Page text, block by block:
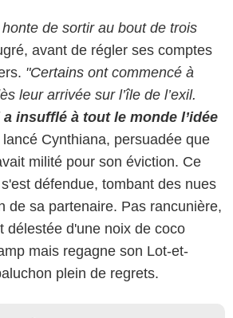
honte de sortir au bout de trois
avant de régler ses comptes
"Certains ont commencé à
leur arrivée sur l’île de l’exil.
a insufflé à tout le monde l’idée
lancé Cynthiana, persuadée que
milité pour son éviction. Ce
défendue, tombant des nues
de sa partenaire. Pas rancunière,
délestée d'une noix de coco
mais regagne son Lot-et-
plein de regrets.